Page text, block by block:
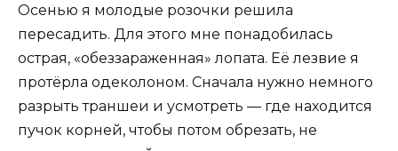
Осенью я молодые розочки решила
пересадить. Для этого мне понадобилась
острая, «обеззараженная» лопата. Её лезвие я
протёрла одеколоном. Сначала нужно немного
разрыть траншеи и усмотреть — где находится
пучок корней, чтобы потом обрезать, не